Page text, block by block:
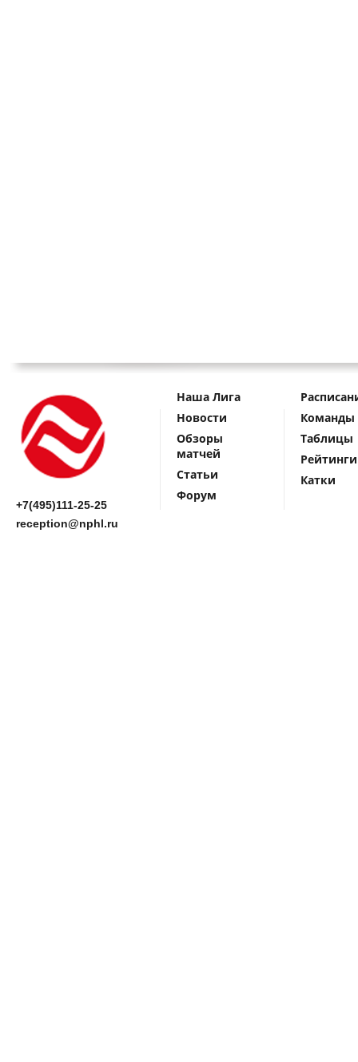
+7(495)111-25-25
reception@nphl.ru
Наша Лига
Новости
Обзоры
матчей
Статьи
Форум
Команды
Таблицы
Рейтинги
Катки